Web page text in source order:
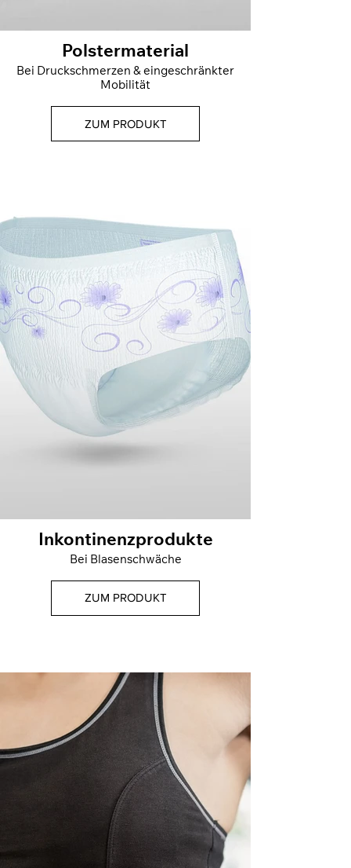
Polstermaterial
Bei Druckschmerzen & eingeschränkter
Mobilität
ZUM PRODUKT
Inkontinenzprodukte
Bei Blasenschwäche
ZUM PRODUKT